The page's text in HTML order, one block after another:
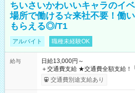
ちいさいかわいいキャラのイ
場所で働ける☆来社不要！働
もらえる◎/T1
アルバイト 職種未経験OK
給与
日給13,000円～
＋交通費支給 ★交通費全額支給！ ┗案件により規定あり ★日払
いOK！（規定あり） ┗働いたそ
ンビニATMから 日払い分を引き落とせます！
交通費別途支給あり